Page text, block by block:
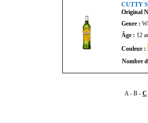
CUTTY
Original
Genre :
Âge : 12
Couleur :
Nombre
A- B- C